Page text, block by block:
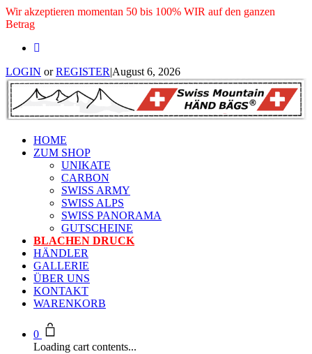
Wir akzeptieren momentan 50 bis 100% WIR auf den ganzen
Betrag
LOGIN orREGISTER|August 6, 2026
HOME
ZUM SHOP
UNIKATE
CARBON
SWISS ARMY
SWISS ALPS
SWISS PANORAMA
GUTSCHEINE
BLACHEN DRUCK
HÄNDLER
GALLERIE
ÜBER UNS
KONTAKT
WARENKORB
0
Loading cart contents...